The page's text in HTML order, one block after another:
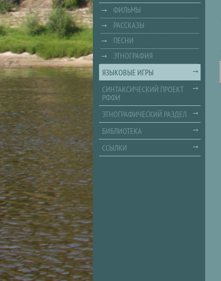
ФИЛЬМЫ
РАССКАЗЫ
ПЕСНИ
ЭТНОГРАФИЯ
ЯЗЫКОВЫЕ ИГРЫ
СИНТАКСИЧЕСКИЙ ПРОЕКТ
РФФИ
ЭТНОГРАФИЧЕСКИЙ РАЗДЕЛ
БИБЛИОТЕКА
ССЫЛКИ